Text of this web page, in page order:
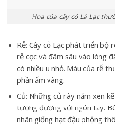
Hoa của cây cỏ Lá Lạc
Rễ: Cây cỏ Lạcphát triển bộ
rễ cọc và đâm sâu vào lòng
có nhiều u nhỏ. Màu của rễ
phần ấm vàng.
Củ: Những củ này nằm xen
tương đương với ngón tay.
nhân giống hạt đậu phộng